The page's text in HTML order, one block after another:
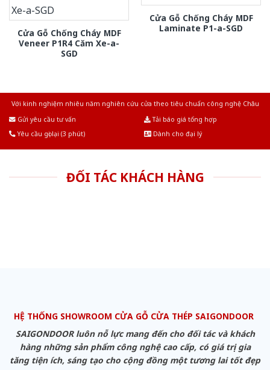
Cửa Gỗ Chống Cháy MDF
Veneer P1R4 Căm Xe-a-
SGD
Cửa Gỗ Chống Cháy MDF
Laminate P1-a-SGD
Với kinh nghiệm nhiêu năm nghiên cứu cửa theo tiêu chuẩn công nghệ Châu
Gửi yêu cầu tư vấn
Tải báo giá tổng hợp
Yêu cầu gọi lại (3 phút)
Dành cho đại lý
ĐỐI TÁC KHÁCH HÀNG
HỆ THỐNG SHOWROOM CỬA GỖ CỬA THÉP SAIGONDOOR
SAIGONDOOR luôn nỗ lực mang đến cho đối tác và khách
hàng những sản phẩm công nghệ cao cấp, có giá trị gia
tăng tiện ích, sáng tạo cho cộng đồng một tương lai tốt đẹp